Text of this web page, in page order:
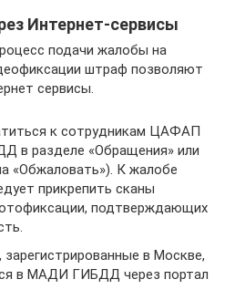
Интернет-сервисы
подачи жалобы на
штраф позволяют
сервисы.
к сотрудникам ЦАФАП
в разделе «Обращения» или
«Обжаловать»). К жалобе
прикрепить сканы
подтверждающих
в Москве,
в МАДИ ГИБДД через портал